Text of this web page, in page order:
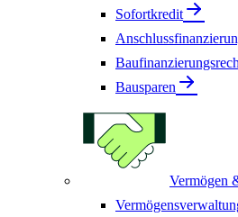
Sofortkredit
Bausparen
Vermögen